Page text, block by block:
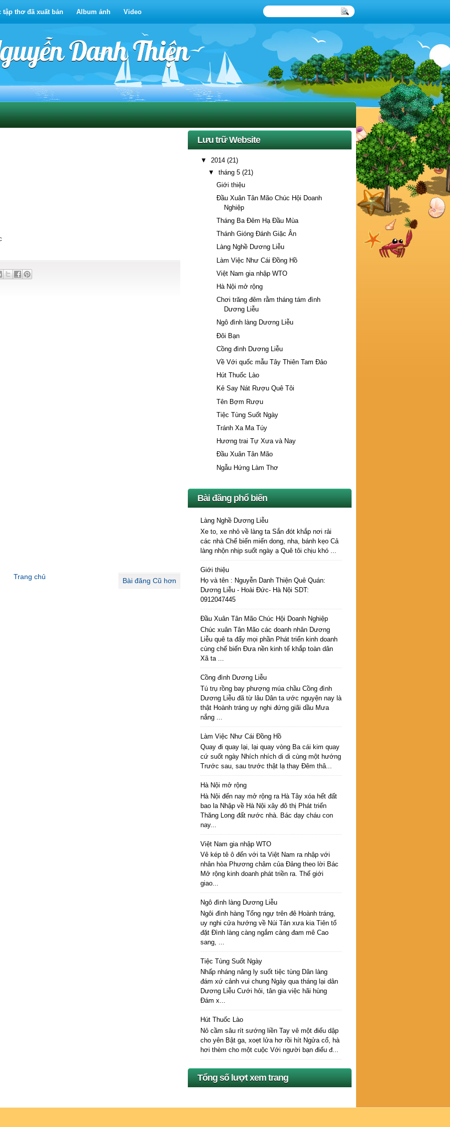
tập thơ đã xuất bản Album ảnh Video
Danh Thiện
Bài đăng Cũ hơn
Trang chủ
Lưu trữ Website
▼ 2014 (21)
▼tháng 5(21)
Giới thiệu
Đầu Xuân Tân Mão Chúc Hội Doanh
Nghiệp
Tháng Ba Đêm Hạ Đầu Mùa
Thánh Gióng Đánh Giặc Ân
Làng Nghề Dương Liễu
Làm Việc Như Cái Đồng Hồ
Việt Nam gia nhập WTO
Hà Nội mở rộng
Chơi trăng đêm rằm tháng tám đình
Dương Liễu
Ngô đình làng Dương Liễu
Đôi Bạn
Cồng đình Dương Liễu
Về Với quốc mẫu Tây Thiên Tam Đảo
Hút Thuốc Lào
Kẻ Say Nát Rượu Quê Tôi
Tên Bợm Rượu
Tiệc Tùng Suốt Ngày
Tránh Xa Ma Túy
Hương trai Tự Xưa và Nay
Đầu Xuân Tân Mão
Ngẫu Hứng Làm Thơ
Bài đăng phổ biến
Làng Nghề Dương Liễu
Xe to, xe nhỏ về làng ta Sắn đót khắp nơi rải
các nhà Chế biến miến dong, nha, bánh kẹo Cả
làng nhộn nhịp suốt ngày ạ Quê tôi chịu khó ...
Giới thiệu
Họ và tên : Nguyễn Danh Thiện Quê Quán:
Dương Liễu - Hoài Đức- Hà Nội SDT:
0912047445
Đầu Xuân Tân Mão Chúc Hội Doanh Nghiệp
Chúc xuân Tân Mão các doanh nhân Dương
Liễu quê ta đẩy mọi phần Phát triển kinh doanh
cùng chế biến Đưa nền kinh tế khắp toàn dân
Xã ta ...
Cồng đình Dương Liễu
Tú trụ rồng bay phượng múa chầu Cồng đình
Dương Liễu đã từ lâu Dân ta ước nguyện nay là
thật Hoành tráng uy nghi đứng giãi dầu Mưa
nắng ...
Làm Việc Như Cái Đồng Hồ
Quay đi quay lại, lại quay vòng Ba cái kim quay
cứ suốt ngày Nhích nhích di di cùng một hướng
Trước sau, sau trước thật lạ thay Đêm thâ...
Hà Nội mở rộng
Hà Nội đến nay mở rộng ra Hà Tây xóa hết đất
bao la Nhập về Hà Nội xây đô thị Phát triển
Thăng Long đất nước nhà. Bác dạy cháu con
nay...
Việt Nam gia nhập WTO
Vê kép tê ô đến với ta Việt Nam ra nhập với
nhân hòa Phương châm của Đảng theo lời Bác
Mở rộng kinh doanh phát triền ra. Thế giới
giao...
Ngô đình làng Dương Liễu
Ngôi đình hàng Tổng ngự trên đê Hoành tráng,
uy nghi cửa hướng về Núi Tản xưa kia Tiên tổ
đặt Đình làng càng ngắm càng đam mê Cao
sang, ...
Tiệc Tùng Suốt Ngày
Nhấp nháng nâng ly suốt tiệc tùng Dân làng
đám xứ cảnh vui chung Ngày qua tháng lại dân
Dương Liễu Cưới hỏi, tân gia việc hãi hùng
Đám x...
Hút Thuốc Lào
Nỏ cầm sâu rít sướng liền Tay vê một điếu dập
cho yên Bật ga, xoẹt lửa hơ rồi hít Ngửa cổ, hà
hơi thèm cho một cuộc Với người bạn điếu đ...
Tổng số lượt xem trang